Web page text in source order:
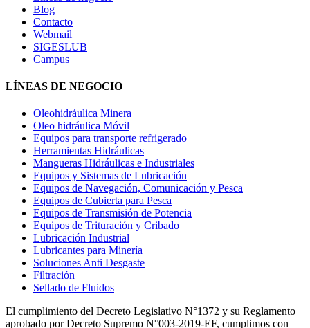
Blog
Contacto
Webmail
SIGESLUB
Campus
LÍNEAS DE NEGOCIO
Oleohidráulica Minera
Oleo hidráulica Móvil
Equipos para transporte refrigerado
Herramientas Hidráulicas
Mangueras Hidráulicas e Industriales
Equipos y Sistemas de Lubricación
Equipos de Navegación, Comunicación y Pesca
Equipos de Cubierta para Pesca
Equipos de Transmisión de Potencia
Equipos de Trituración y Cribado
Lubricación Industrial
Lubricantes para Minería
Soluciones Anti Desgaste
Filtración
Sellado de Fluidos
El cumplimiento del Decreto Legislativo N°1372 y su Reglamento
aprobado por Decreto Supremo N°003-2019-EF, cumplimos con